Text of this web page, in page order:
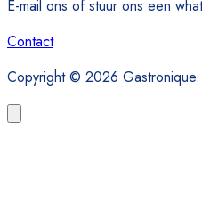
E-mail ons of stuur ons een
Contact
Copyright © 2026